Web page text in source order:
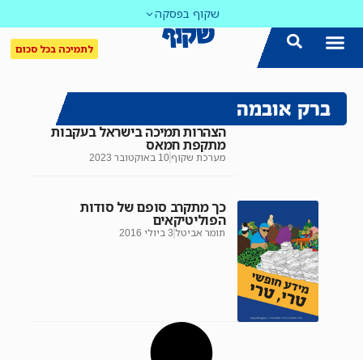
שקוף בפסקה
לתמיכה בכל סכום
ברק אובמה
הצהרות תמיכה בישראל בעקבות
מתקפת חמאס
מערכת שקוף10 באוקטובר 2023
כך מתקרב סופם של סודות
הפוליטיקאים
תומר אביטל 3 ביולי 2016